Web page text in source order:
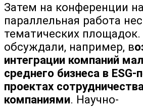
Затем на конференции
параллельная работа
тематических площадок.
обсуждали, например, в
интеграции компаний
среднего бизнеса в ESG-
проектах
компаниями. Научно-